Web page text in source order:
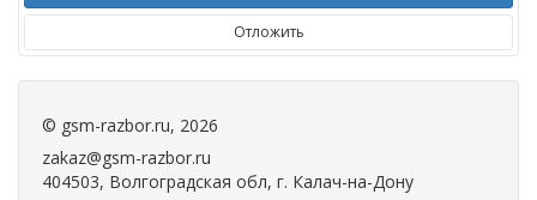
Отложить
© gsm-razbor.ru, 2026
zakaz@gsm-razbor.ru
404503, Волгоградская обл, г. Калач-на-Дону